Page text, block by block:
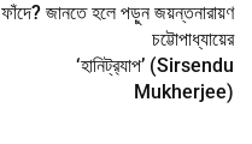
ফাঁদে? জানতে হলে পড়ুন জয়ন্তনারায়ণ
চট্টোপাধ্যায়ের
‘হানিট্র‍্যাপ’ (Sirsendu
Mukherjee)